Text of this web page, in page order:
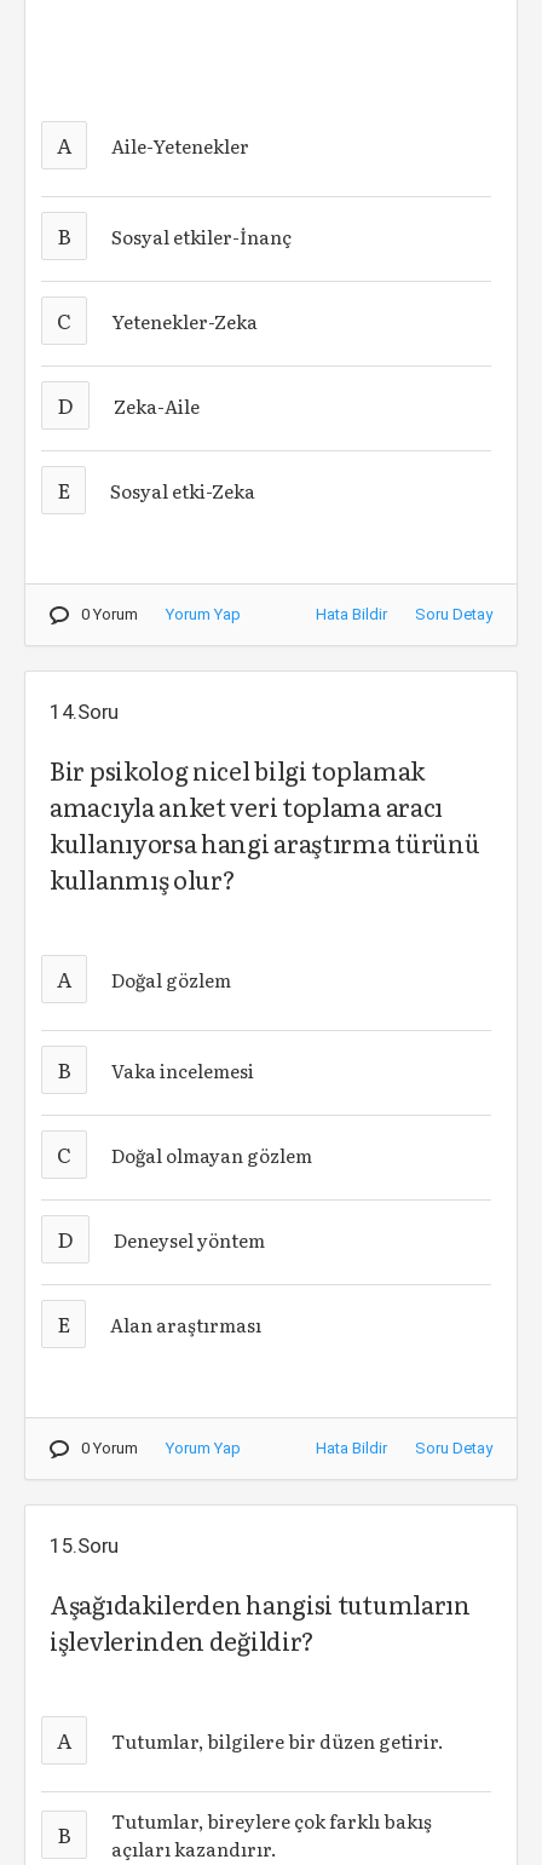
A Aile-Yetenekler
B Sosyal etkiler-İnanç
C Yetenekler-Zeka
D Zeka-Aile
E Sosyal etki-Zeka
0 Yorum Yorum Yap Hata Bildir Soru Detay
14.Soru
Bir psikolog nicel bilgi toplamak
amacıyla anket veri toplama aracı
kullanıyorsa hangi araştırma türünü
kullanmış olur?
A Doğal gözlem
B Vaka incelemesi
C Doğal olmayan gözlem
D Deneysel yöntem
E Alan araştırması
0 Yorum Yorum Yap Hata Bildir Soru Detay
15.Soru
Aşağıdakilerden hangisi tutumların
işlevlerinden değildir?
A Tutumlar, bilgilere bir düzen getirir.
B
Tutumlar, bireylere çok farklı bakış
açıları kazandırır.